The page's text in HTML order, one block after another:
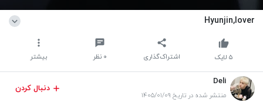
Hyunjin,lover
اشتراک‌گذاری ۰ نظر بیشتر ۵ لایک
Deli
منتشر شده در تاریخ ۱۴۰۵/۰۱/۰۹
دنبال کردن